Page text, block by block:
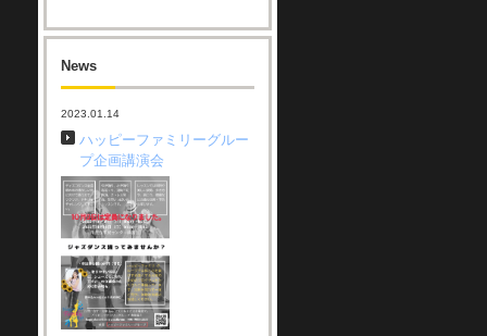
News
2023.01.14
ハッピーファミリーグルー
プ企画講演会